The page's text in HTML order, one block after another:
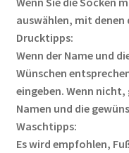
auswählen, mit denen
Drucktipps:
Wenn der Name und
Wünschen
eingeben. Wenn nicht,
Namen und die
Waschtipps:
Es wird empfohlen,